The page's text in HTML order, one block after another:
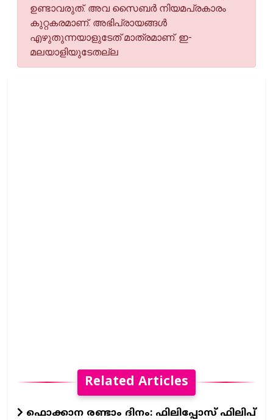
ഉണ്ടാവരുത്. അവ സൈബര്‍ നിയമപ്രകാരം
കുറ്റകരമാണ്. അഭിപ്രായങ്ങള്‍
എഴുതുന്നയാളുടേത് മാത്രമാണ്. ഇ-
മലയാളിയുടേതല്ല
Related Articles
ഫൊക്കാന രണ്ടാം ദിനം: ഫിലിപ്പോസ് ഫിലിപ്